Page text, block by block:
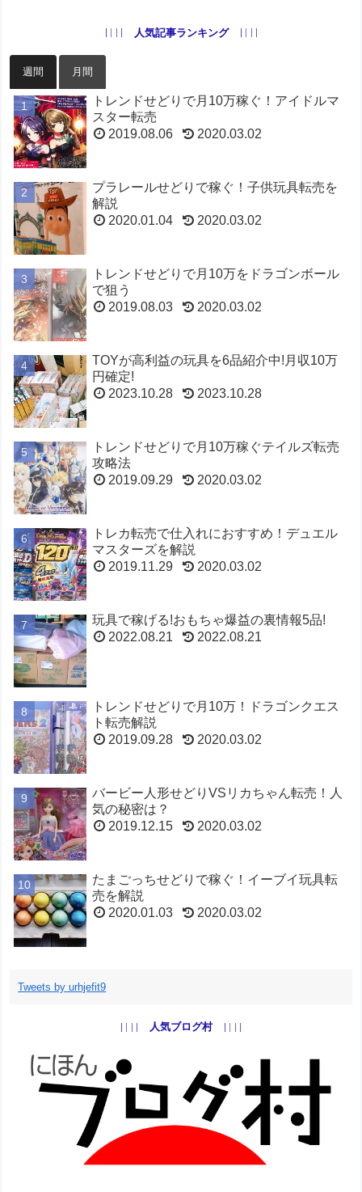
人気記事ランキング
週間 月間
トレンドせどりで月10万稼ぐ！アイドルマ
スター転売
2019.08.06
2020.03.02
プラレールせどりで稼ぐ！子供玩具転売を
解説
2020.01.04
2020.03.02
トレンドせどりで月10万をドラゴンボール
で狙う
2019.08.03
2020.03.02
TOYが高利益の玩具を6品紹介中!月収10万
円確定!
2023.10.28
2023.10.28
トレンドせどりで月10万稼ぐテイルズ転売
攻略法
2019.09.29
2020.03.02
トレカ転売で仕入れにおすすめ！デュエル
マスターズを解説
2019.11.29
2020.03.02
玩具で稼げる!おもちゃ爆益の裏情報5品!
2022.08.21
2022.08.21
トレンドせどりで月10万！ドラゴンクエス
ト転売解説
2019.09.28
2020.03.02
バービー人形せどりVSリカちゃん転売！人
気の秘密は？
2019.12.15
2020.03.02
たまごっちせどりで稼ぐ！イーブイ玩具転
売を解説
2020.01.03
2020.03.02
稼ぐ方法
売
2019.09.05
2020.03.02
プラレールせどりで稼ぐ！子供玩具転売を
解説
Tweets by urhjefit9
人気ブログ村